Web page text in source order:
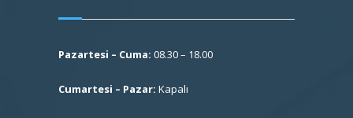
Pazartesi – Cuma: 08.30 – 18.00
Cumartesi – Pazar: Kapalı